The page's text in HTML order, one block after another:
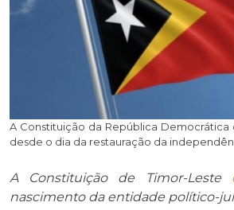
A Constituição da República Democrática
desde o dia da restauração da
A Constituição de Timor-Leste
nascimento da entidade político-